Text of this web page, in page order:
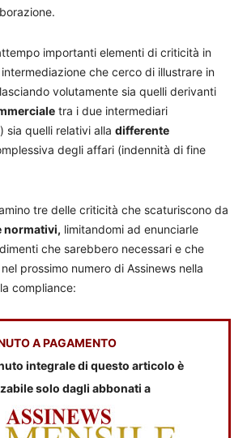
importanti elementi di criticità in
che cerco di illustrare in
volutamente sia quelli derivanti
tra i due intermediari
sia quelli relativi alla differente
degli affari (indennità di fine
tre delle criticità che scaturiscono da
normativi, limitandomi ad enunciarle
che sarebbero necessari e che
prossimo numero di Assinews nella
compliance:
A PAGAMENTO
integrale di questo articolo è
solo dagli abbonati a